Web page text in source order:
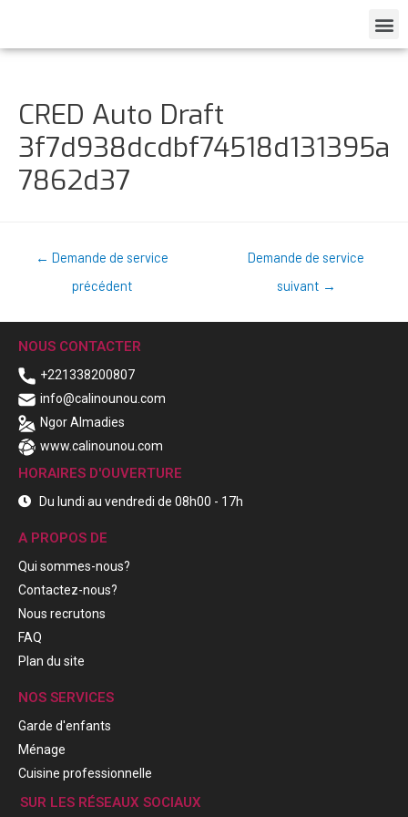
CRED Auto Draft
3f7d938dcdbf74518d131395a
7862d37
← Demande de service
précédent
Demande de service
suivant →
NOUS CONTACTER
+221338200807
info@calinounou.com
Ngor Almadies
www.calinounou.com
HORAIRES D'OUVERTURE
Du lundi au vendredi de 08h00 - 17h
A PROPOS DE
Qui sommes-nous?
Contactez-nous?
Nous recrutons
FAQ
Plan du site
NOS SERVICES
Garde d'enfants
Ménage
Cuisine professionnelle
SUR LES RÉSEAUX SOCIAUX